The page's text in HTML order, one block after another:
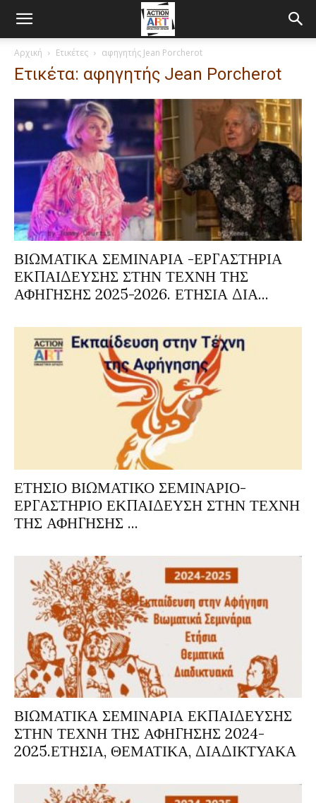
Αρχική Ετικέτες αφηγητής Jean Porcherot
Ετικέτα: αφηγητής Jean Porcherot
ΒΙΩΜΑΤΙΚΑ ΣΕΜΙΝΑΡΙΑ -ΕΡΓΑΣΤΗΡΙΑ
ΕΚΠΑΙΔΕΥΣΗΣ ΣΤΗΝ ΤΕΧΝΗ ΤΗΣ
ΑΦΗΓΗΣΗΣ 2025-2026. ΕΤΗΣΙΑ ΔΙΑ...
ΕΤΗΣΙΟ ΒΙΩΜΑΤΙΚΟ ΣΕΜΙΝΑΡΙΟ-
ΕΡΓΑΣΤΗΡΙΟ ΕΚΠΑΙΔΕΥΣΗ ΣΤΗΝ ΤΕΧΝΗ
ΤΗΣ ΑΦΗΓΗΣΗΣ ...
ΒΙΩΜΑΤΙΚΑ ΣΕΜΙΝΑΡΙΑ ΕΚΠΑΙΔΕΥΣΗΣ
ΣΤΗΝ ΤΕΧΝΗ ΤΗΣ ΑΦΗΓΗΣΗΣ 2024-
2025.ΕΤΗΣΙΑ, ΘΕΜΑΤΙΚΑ, ΔΙΑΔΙΚΤΥΑΚΑ